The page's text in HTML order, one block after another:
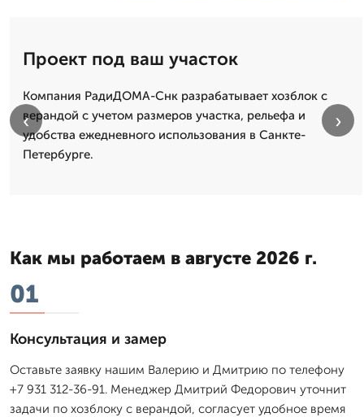
Проект под ваш участок
Компания РадиДОМА-Снк разрабатывает хозблок с
верандой с учетом размеров участка, рельефа и
удобства ежедневного использования в Санкте-
Петербурге.
‹ ›
Как мы работаем в августе 2026 г.
01
Консультация и замер
Оставьте заявку нашим Валерию и Дмитрию по телефону
+7 931 312-36-91. Менеджер Дмитpий Федорович уточнит
задачи по хозблоку с верандой, согласует удобное время